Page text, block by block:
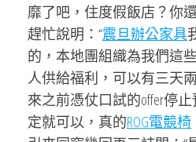
靡了吧，住度假飯店？你
趕忙說明：“震旦辦公家具
的，本地團組織為我們這
人供給福利，可以有三天
來之前憑仗口試的offer停止
定就可以，真的ROG電競椅